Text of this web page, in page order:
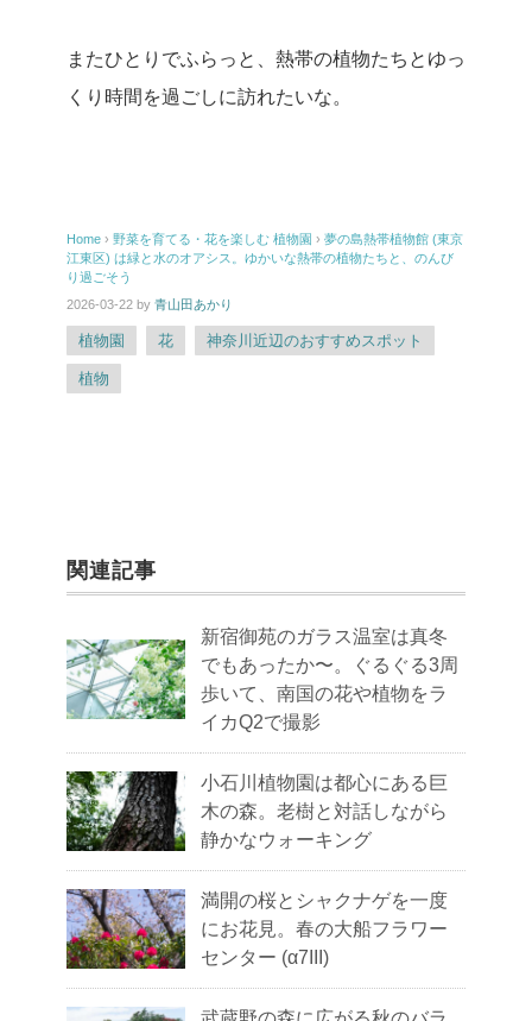
またひとりでふらっと、熱帯の植物たちとゆっ
くり時間を過ごしに訪れたいな。
Home › 野菜を育てる・花を楽しむ 植物園 › 夢の島熱帯植物館 (東京
江東区) は緑と水のオアシス。ゆかいな熱帯の植物たちと、のんび
り過ごそう
2026-03-22 by 青山田あかり
植物園 花 神奈川近辺のおすすめスポット
植物
関連記事
新宿御苑のガラス温室は真冬
でもあったか〜。ぐるぐる3周
歩いて、南国の花や植物をラ
イカQ2で撮影
小石川植物園は都心にある巨
木の森。老樹と対話しながら
静かなウォーキング
満開の桜とシャクナゲを一度
にお花見。春の大船フラワー
センター (α7III)